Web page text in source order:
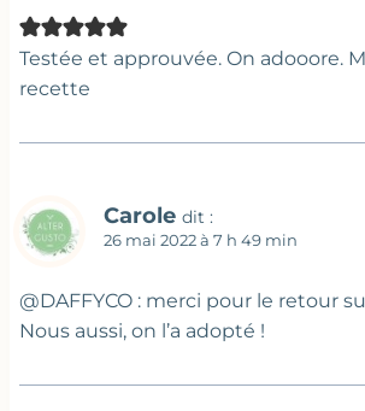
Testée et approuvée. On adooore.
recette
Carole dit :
26 mai 2022 à 7 h 49 min
@DAFFYCO : merci pour le retour
Nous aussi, on l’a adopté !